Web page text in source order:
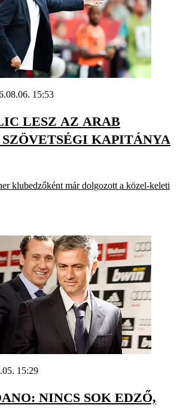
15:53
LESZ AZ ARAB
KAPITÁNYA
klubedzőként már dolgozott a közel-keleti
15:29
NINCS SOK EDZŐ,